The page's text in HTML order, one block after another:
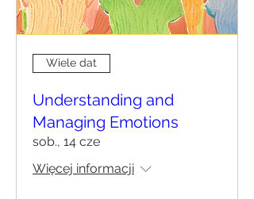
Wiele dat
Understanding and
Managing Emotions
sob., 14 cze
Więcej informacji